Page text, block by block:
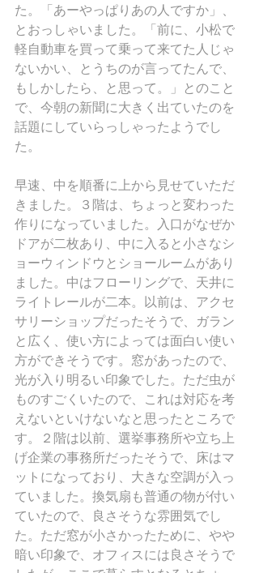
た。「あーやっぱりあの人ですか」、
とおっしゃいました。「前に、小松で
軽自動車を買って乗って来てた人じゃ
ないかい、とうちのが言ってたんで、
もしかしたら、と思って。」とのこと
で、今朝の新聞に大きく出ていたのを
話題にしていらっしゃったようでし
た。
早速、中を順番に上から見せていただ
きました。３階は、ちょっと変わった
作りになっていました。入口がなぜか
ドアが二枚あり、中に入ると小さなシ
ョーウィンドウとショールームがあり
ました。中はフローリングで、天井に
ライトレールが二本。以前は、アクセ
サリーショップだったそうで、ガラン
と広く、使い方によっては面白い使い
方ができそうです。窓があったので、
光が入り明るい印象でした。ただ虫が
ものすごくいたので、これは対応を考
えないといけないなと思ったところで
す。２階は以前、選挙事務所や立ち上
げ企業の事務所だったそうで、床はマ
ットになっており、大きな空調が入っ
ていました。換気扇も普通の物が付い
ていたので、良さそうな雰囲気でし
た。ただ窓が小さかったために、やや
暗い印象で、オフィスには良さそうで